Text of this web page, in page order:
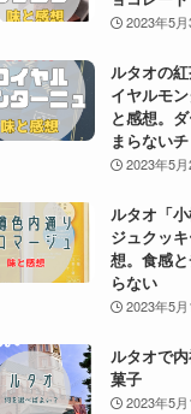
2023年5月
ルタオの
イヤルモ
と感想。
まらない
2023年5月
ルタオ「
ジュクッ
想。食感
らない
2023年5月
ルタオで
菓子
2023年5月